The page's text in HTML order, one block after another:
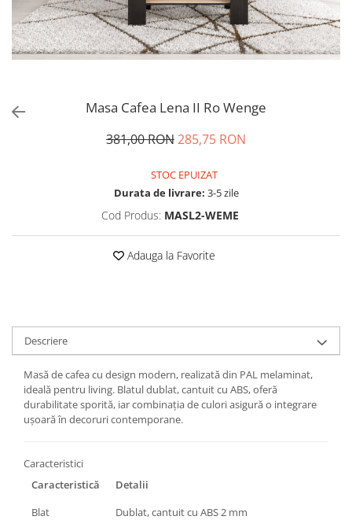
Masa Cafea Lena II Ro Wenge
381,00 RON285,75 RON
STOC EPUIZAT
Durata de livrare: 3-5 zile
Cod Produs: MASL2-WEME
Adauga la Favorite
Descriere
Masă de cafea cu design modern, realizată din PAL melaminat,
ideală pentru living. Blatul dublat, cantuit cu ABS, oferă
durabilitate sporită, iar combinația de culori asigură o integrare
ușoară în decoruri contemporane.
Caracteristici
Caracteristică
Detalii
Blat
Dublat, cantuit cu ABS 2 mm